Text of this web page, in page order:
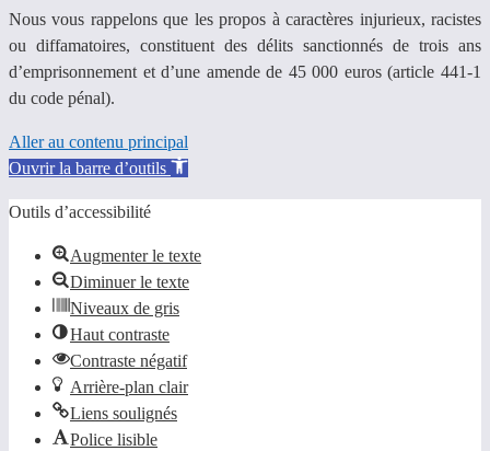
Nous vous rappelons que les propos à caractères injurieux, racistes
ou diffamatoires, constituent des délits sanctionnés de trois ans
d’emprisonnement et d’une amende de 45 000 euros (article 441-1
du code pénal).
Aller au contenu principal
Ouvrir la barre d’outils
Outils d’accessibilité
Augmenter le texte
Diminuer le texte
Niveaux de gris
Haut contraste
Contraste négatif
Arrière-plan clair
Liens soulignés
Police lisible